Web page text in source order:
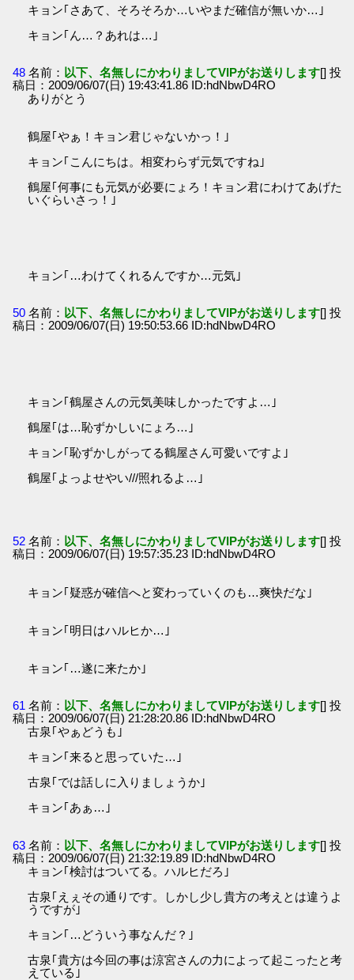
キョン｢さあて、そろそろか…いやまだ確信が無いか…｣
キョン｢ん…？あれは…｣
48 名前： 以下、名無しにかわりましてVIPがお送りします[] 投
稿日：2009/06/07(日) 19:43:41.86 ID:hdNbwD4RO
ありがとう
鶴屋｢やぁ！キョン君じゃないかっ！｣
キョン｢こんにちは。相変わらず元気ですね｣
鶴屋｢何事にも元気が必要にょろ！キョン君にわけてあげた
いぐらいさっ！｣
キョン｢…わけてくれるんですか…元気｣
50 名前： 以下、名無しにかわりましてVIPがお送りします[] 投
稿日：2009/06/07(日) 19:50:53.66 ID:hdNbwD4RO
キョン｢鶴屋さんの元気美味しかったですよ…｣
鶴屋｢は…恥ずかしいにょろ…｣
キョン｢恥ずかしがってる鶴屋さん可愛いですよ｣
鶴屋｢よっよせやい///照れるよ…｣
52 名前： 以下、名無しにかわりましてVIPがお送りします[] 投
稿日：2009/06/07(日) 19:57:35.23 ID:hdNbwD4RO
キョン｢疑惑が確信へと変わっていくのも…爽快だな｣
キョン｢明日はハルヒか…｣
キョン｢…遂に来たか｣
61 名前： 以下、名無しにかわりましてVIPがお送りします[] 投
稿日：2009/06/07(日) 21:28:20.86 ID:hdNbwD4RO
古泉｢やぁどうも｣
キョン｢来ると思っていた…｣
古泉｢では話しに入りましょうか｣
キョン｢あぁ…｣
63 名前： 以下、名無しにかわりましてVIPがお送りします[] 投
稿日：2009/06/07(日) 21:32:19.89 ID:hdNbwD4RO
キョン｢検討はついてる。ハルヒだろ｣
古泉｢えぇその通りです。しかし少し貴方の考えとは違うよ
うですが｣
キョン｢…どういう事なんだ？｣
古泉｢貴方は今回の事は涼宮さんの力によって起こったと考
えている｣